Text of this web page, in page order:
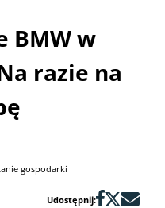
BMW w
razie na
gospodarki
Udostępnij: